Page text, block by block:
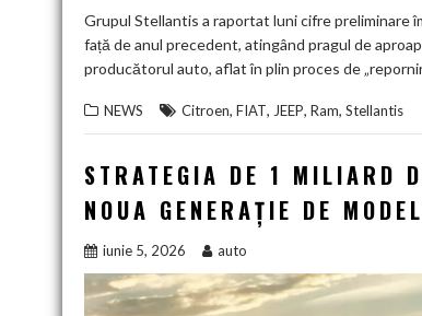
Grupul Stellantis a raportat luni cifre preliminare
față de anul precedent, atingând pragul de
producătorul auto, aflat în plin proces de
NEWS Citroen, FIAT, JEEP, Ram, Stellantis
STRATEGIA DE 1 MILIARD
NOUA GENERAȚIE DE
iunie 5, 2026 auto